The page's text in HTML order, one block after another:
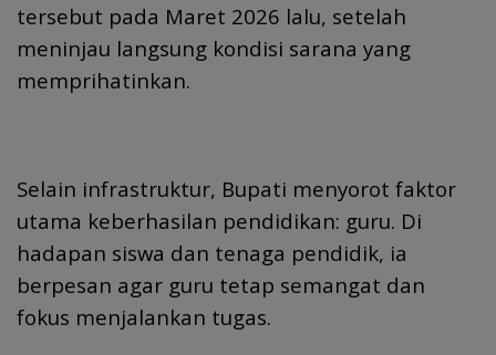
tersebut pada Maret 2026 lalu, setelah
meninjau langsung kondisi sarana yang
memprihatinkan.
Selain infrastruktur, Bupati menyorot faktor
utama keberhasilan pendidikan: guru. Di
hadapan siswa dan tenaga pendidik, ia
berpesan agar guru tetap semangat dan
fokus menjalankan tugas.